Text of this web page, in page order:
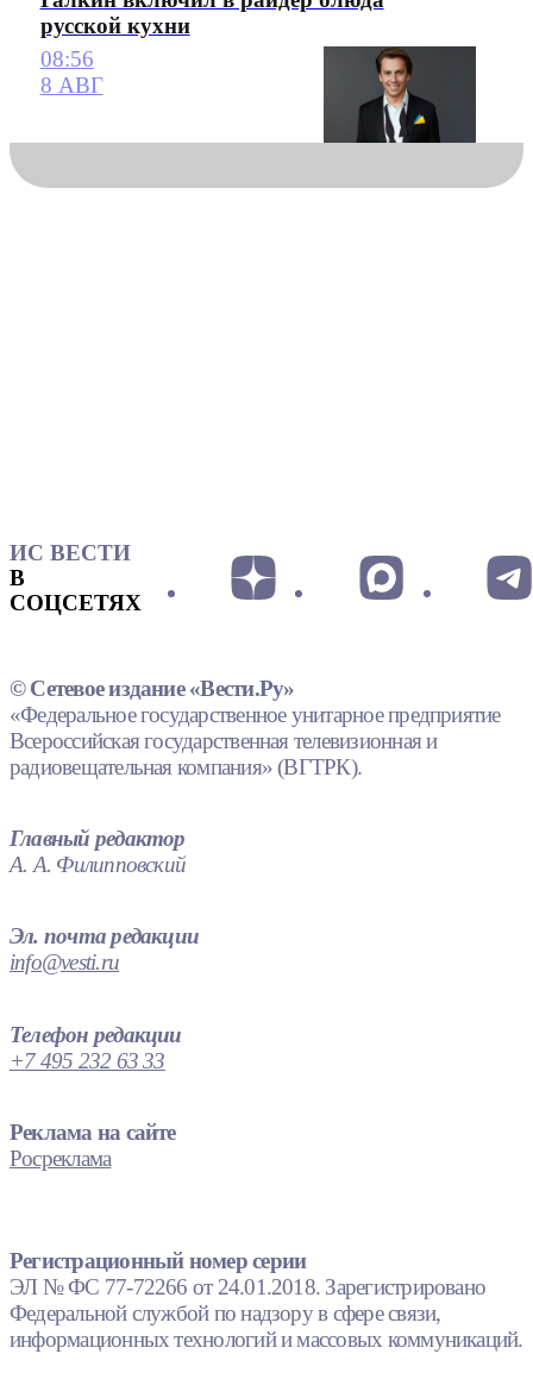
русской кухни
08:56
8 АВГ
ИС ВЕСТИ
В
СОЦСЕТЯХ
© Сетевое издание «Вести.Ру»
«Федеральное государственное унитарное предприятие
Всероссийская государственная телевизионная и
радиовещательная компания» (ВГТРК).
Главный редактор
А. А. Филипповский
Эл. почта редакции
info@vesti.ru
Телефон редакции
+7 495 232 63 33
Реклама на сайте
Росреклама
Регистрационный номер серии
ЭЛ № ФС 77-72266 от 24.01.2018. Зарегистрировано
Федеральной службой по надзору в сфере связи,
информационных технологий и массовых коммуникаций.